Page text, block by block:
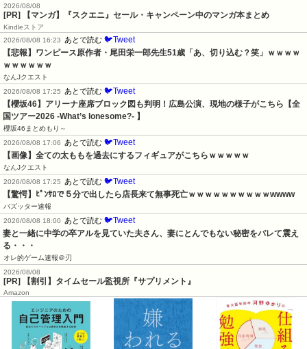
2026/08/08
[PR] 【マンガ】『スクエニ』セール・キャンペーン中のマンガ本まとめ
Kindleストア
2026/08/08 16:23
あとで読む 🐦Tweet
【悲報】ワンピース原作者・尾田栄一郎先生51歳「あ、切り込む？笑」ｗｗｗｗ
ｗｗｗｗｗｗ
なんJクエスト
2026/08/08 17:25
あとで読む 🐦Tweet
【櫻坂46】アリーナ座席ブロック図も判明！広島公演、現地の様子がこちら【全
国ツアー2026 -What’s lonesome?- 】
櫻坂46まとめもり～
2026/08/08 17:06
あとで読む 🐦Tweet
【画像】全ての太ももを過去にするフィギュアがこちらｗｗｗｗｗ
なんJクエスト
2026/08/08 17:25
あとで読む 🐦Tweet
【驚愕】ﾋﾟﾝｻﾛで５分で出したら店長来て無事死亡ｗｗｗｗｗｗｗｗｗｗwwww
バズッター速報
2026/08/08 18:00
あとで読む 🐦Tweet
妻と一緒に中学の卒アルを見ていた夫さん、妻にとんでもない秘密をバレて震え
る・・・
オレ的ゲーム速報＠刃
2026/08/08
[PR] 【割引】タイムセール監視所『サプリメント』
Amazon